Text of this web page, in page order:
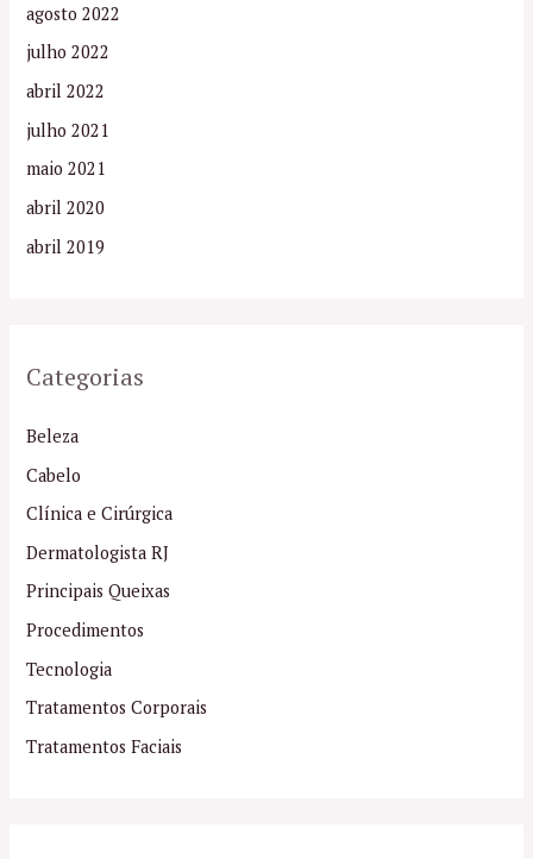
agosto 2022
julho 2022
abril 2022
julho 2021
maio 2021
abril 2020
abril 2019
Categorias
Beleza
Cabelo
Clínica e Cirúrgica
Dermatologista RJ
Principais Queixas
Procedimentos
Tecnologia
Tratamentos Corporais
Tratamentos Faciais